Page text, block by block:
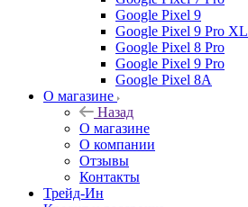
Google Pixel 9
Google Pixel 9 Pro XL
Google Pixel 8 Pro
Google Pixel 9 Pro
Google Pixel 8A
О магазине
Назад
О магазине
О компании
Отзывы
Контакты
Трейд-Ин